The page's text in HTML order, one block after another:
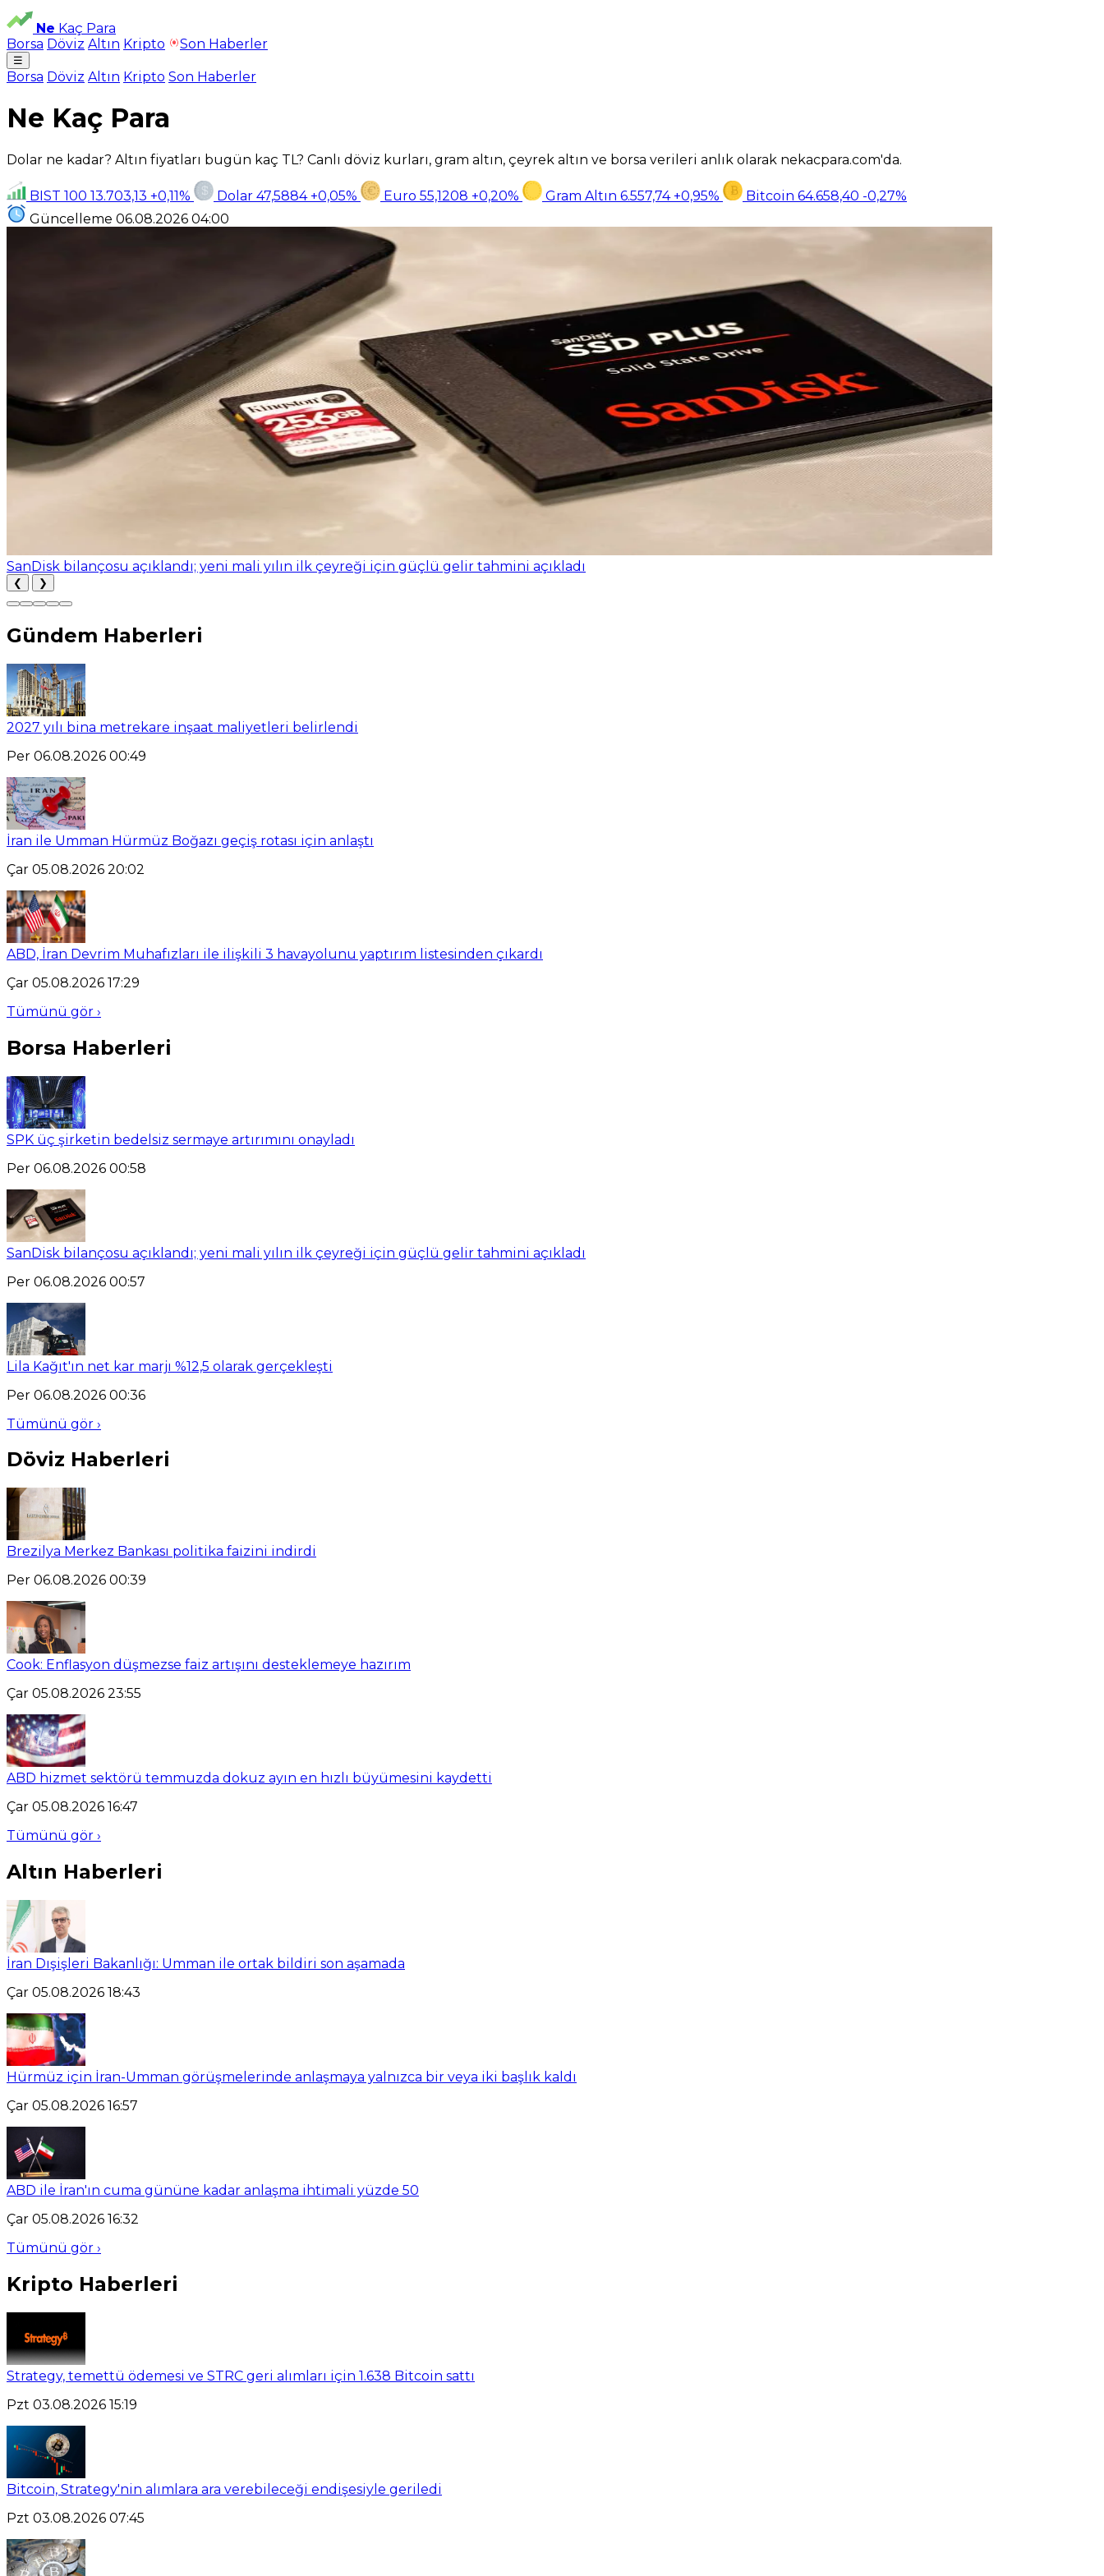
Ne Kaç Para
Borsa Döviz Altın Kripto Son Haberler
☰
Borsa Döviz Altın Kripto Son Haberler
Ne Kaç Para
Dolar ne kadar? Altın fiyatları bugün kaç TL? Canlı döviz kurları, gram altın, çeyrek altın ve borsa verileri anlık olarak nekacpara.com'da.
BIST 100 13.703,13 +0,11% Dolar 47,5884 +0,05% Euro 55,1208 +0,20% Gram Altın 6.557,74 +0,95% Bitcoin 64.658,40 -0,27%
Güncelleme 06.08.2026 04:00
SanDisk bilançosu açıklandı; yeni mali yılın ilk çeyreği için güçlü gelir tahmini açıkladı
❮ ❯
Gündem Haberleri
2027 yılı bina metrekare inşaat maliyetleri belirlendi
Per 06.08.2026 00:49
İran ile Umman Hürmüz Boğazı geçiş rotası için anlaştı
Çar 05.08.2026 20:02
ABD, İran Devrim Muhafızları ile ilişkili 3 havayolunu yaptırım listesinden çıkardı
Çar 05.08.2026 17:29
Tümünü gör ›
Borsa Haberleri
SPK üç şirketin bedelsiz sermaye artırımını onayladı
Per 06.08.2026 00:58
SanDisk bilançosu açıklandı; yeni mali yılın ilk çeyreği için güçlü gelir tahmini açıkladı
Per 06.08.2026 00:57
Lila Kağıt'ın net kar marjı %12,5 olarak gerçekleşti
Per 06.08.2026 00:36
Tümünü gör ›
Döviz Haberleri
Brezilya Merkez Bankası politika faizini indirdi
Per 06.08.2026 00:39
Cook: Enflasyon düşmezse faiz artışını desteklemeye hazırım
Çar 05.08.2026 23:55
ABD hizmet sektörü temmuzda dokuz ayın en hızlı büyümesini kaydetti
Çar 05.08.2026 16:47
Tümünü gör ›
Altın Haberleri
İran Dışişleri Bakanlığı: Umman ile ortak bildiri son aşamada
Çar 05.08.2026 18:43
Hürmüz için İran-Umman görüşmelerinde anlaşmaya yalnızca bir veya iki başlık kaldı
Çar 05.08.2026 16:57
ABD ile İran'ın cuma gününe kadar anlaşma ihtimali yüzde 50
Çar 05.08.2026 16:32
Tümünü gör ›
Kripto Haberleri
Strategy, temettü ödemesi ve STRC geri alımları için 1.638 Bitcoin sattı
Pzt 03.08.2026 15:19
Bitcoin, Strategy'nin alımlara ara verebileceği endişesiyle geriledi
Pzt 03.08.2026 07:45